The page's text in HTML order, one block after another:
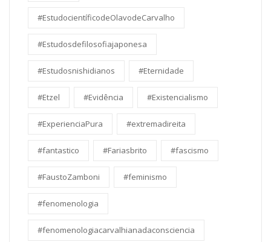
#EstudocientíficodeOlavodeCarvalho
#Estudosdefilosofiajaponesa
#Estudosnishidianos #Eternidade
#Etzel #Evidência #Existencialismo
#ExperienciaPura #extremadireita
#fantastico #Fariasbrito #fascismo
#FaustoZamboni #feminismo
#fenomenologia
#fenomenologiacarvalhianadaconsciencia